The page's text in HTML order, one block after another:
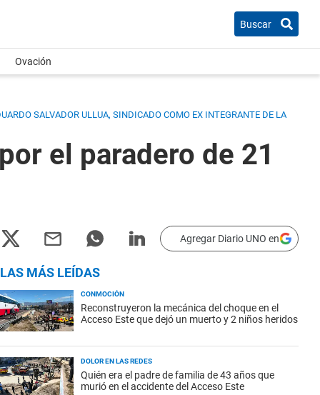
Buscar
Ovación
SALVADOR ULLUA, SINDICADO COMO EX INTEGRANTE DE LA
el paradero de 21
Agregar Diario UNO en
LAS MÁS LEÍDAS
CONMOCIÓN
Reconstruyeron la mecánica del choque en el
Acceso Este que dejó un muerto y 2 niños heridos
DOLOR EN LAS REDES
Quién era el padre de familia de 43 años que
murió en el accidente del Acceso Este